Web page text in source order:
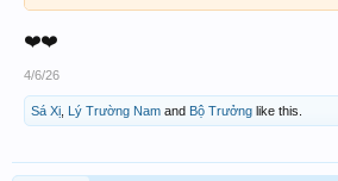
❤️❤️
4/6/26
Sá Xị Lý Trường Nam and Bộ Trưởng like this.